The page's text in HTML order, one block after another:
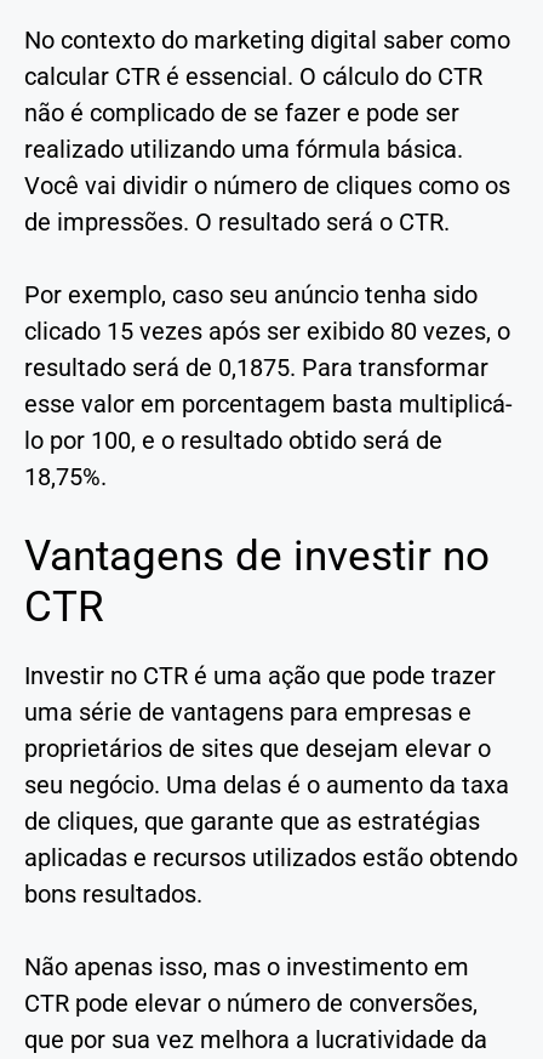
No contexto do marketing digital saber como
calcular CTR é essencial. O cálculo do CTR
não é complicado de se fazer e pode ser
realizado utilizando uma fórmula básica.
Você vai dividir o número de cliques como os
de impressões. O resultado será o CTR.
Por exemplo, caso seu anúncio tenha sido
clicado 15 vezes após ser exibido 80 vezes, o
resultado será de 0,1875. Para transformar
esse valor em porcentagem basta multiplicá-
lo por 100, e o resultado obtido será de
18,75%.
Vantagens de investir no
CTR
Investir no CTR é uma ação que pode trazer
uma série de vantagens para empresas e
proprietários de sites que desejam elevar o
seu negócio. Uma delas é o aumento da taxa
de cliques, que garante que as estratégias
aplicadas e recursos utilizados estão obtendo
bons resultados.
Não apenas isso, mas o investimento em
CTR pode elevar o número de conversões,
que por sua vez melhora a lucratividade da